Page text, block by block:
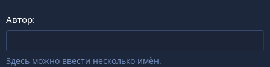
Автор
Здесь можно ввести несколько имён.